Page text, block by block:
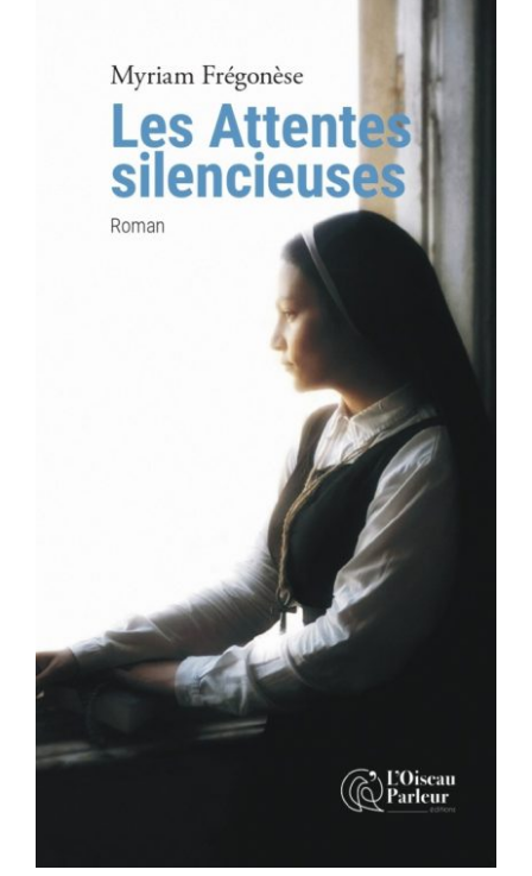
AJOUTER AU PANIER
/